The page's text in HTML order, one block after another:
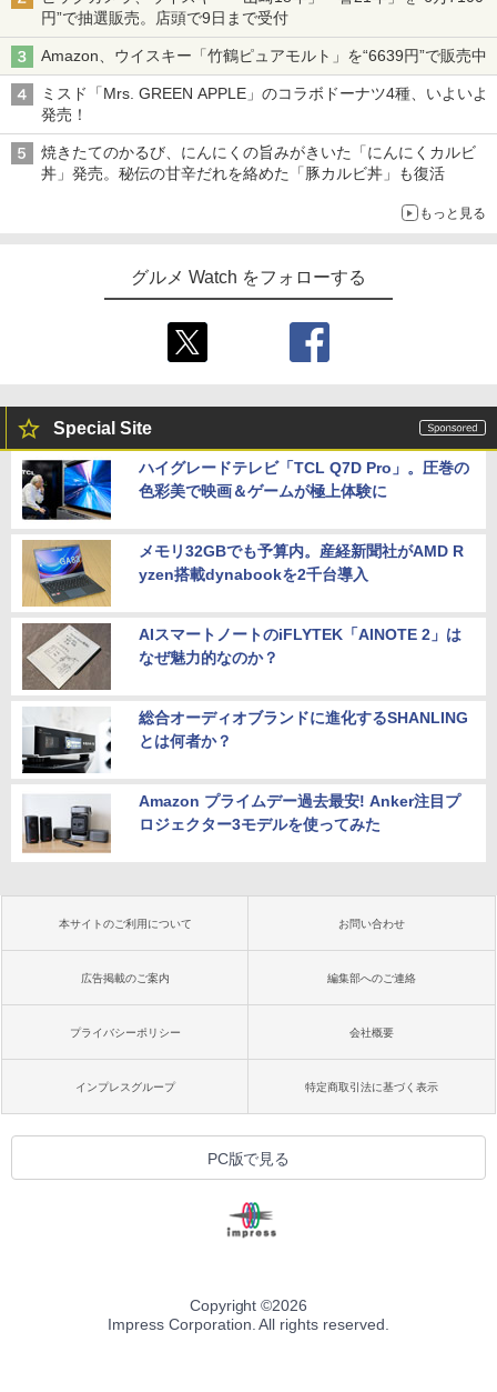
円”で抽選販売。店頭で9日まで受付
Amazon、ウイスキー「竹鶴ピュアモルト」を“6639円”で販売中
ミスド「Mrs. GREEN APPLE」のコラボドーナツ4種、いよいよ
発売！
焼きたてのかるび、にんにくの旨みがきいた「にんにくカルビ
丼」発売。秘伝の甘辛だれを絡めた「豚カルビ丼」も復活
もっと見る
グルメ Watch をフォローする
Special Site
ハイグレードテレビ「TCL Q7D Pro」。圧巻の
色彩美で映画＆ゲームが極上体験に
メモリ32GBでも予算内。産経新聞社がAMD R
yzen搭載dynabookを2千台導入
AIスマートノートのiFLYTEK「AINOTE 2」は
なぜ魅力的なのか？
総合オーディオブランドに進化するSHANLING
とは何者か？
Amazon プライムデー過去最安! Anker注目プ
ロジェクター3モデルを使ってみた
本サイトのご利用について お問い合わせ
広告掲載のご案内 編集部へのご連絡
プライバシーポリシー 会社概要
インプレスグループ 特定商取引法に基づく表示
PC版で見る
Copyright ©2026
Impress Corporation. All rights reserved.